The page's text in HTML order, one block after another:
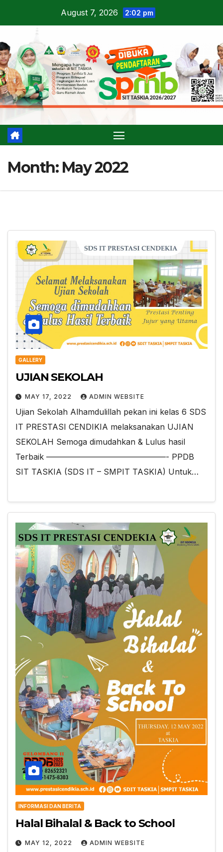
August 7, 2026 2:02 pm
Month: May 2022
GALLERY
UJIAN SEKOLAH
MAY 17, 2022 ADMIN WEBSITE
Ujian Sekolah Alhamdulillah pekan ini kelas 6 SDS
IT PRESTASI CENDIKIA melaksanakan UJIAN
SEKOLAH Semoga dimudahkan & Lulus hasil
Terbaik ———————————————- PPDB
SIT TASKIA (SDS IT – SMPIT TASKIA) Untuk…
INFORMASI DAN BERITA
Halal Bihalal & Back to School
MAY 12, 2022 ADMIN WEBSITE